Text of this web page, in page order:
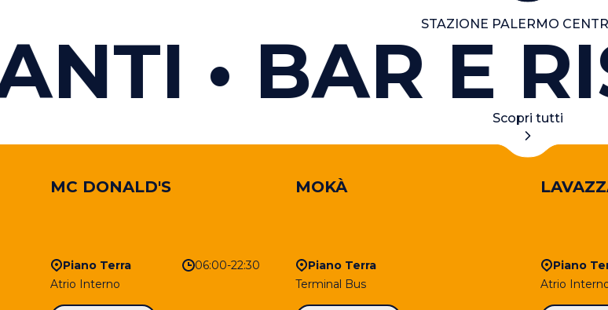
STAZIONE PALERMO
BAR E
Scopri tutti
MC DONALD'S
Piano Terra
06:00-22:30
Atrio Interno
MOKÀ
Piano Terra
Terminal Bus
Piano
Atrio